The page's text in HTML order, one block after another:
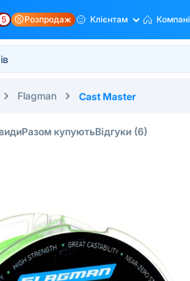
5 Розпродаж Клієнтам
Flagman Cast Master
Разом купуютьВідгуки (6)